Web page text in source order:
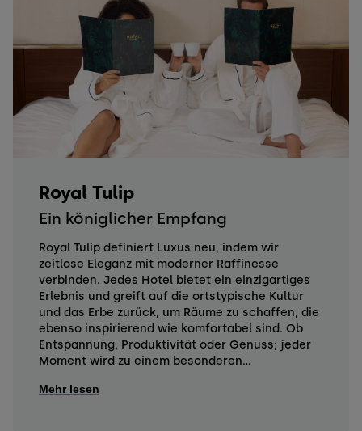
Royal Tulip
Ein königlicher Empfang
Royal Tulip definiert Luxus neu, indem wir
zeitlose Eleganz mit moderner Raffinesse
verbinden. Jedes Hotel bietet ein einzigartiges
Erlebnis und greift auf die ortstypische Kultur
und das Erbe zurück, um Räume zu schaffen, die
ebenso inspirierend wie komfortabel sind. Ob
Entspannung, Produktivität oder Genuss; jeder
Moment wird zu einem besonderen...
Mehr lesen